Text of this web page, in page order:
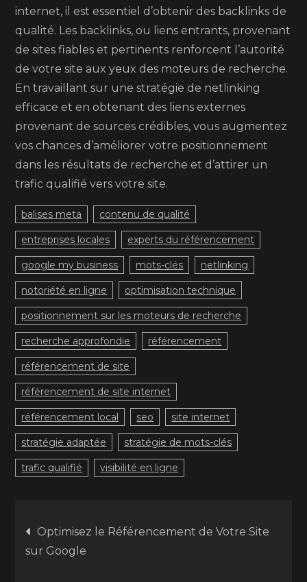
internet, il est essentiel d’obtenir des backlinks de
qualité. Les backlinks, ou liens entrants, provenant
de sites fiables et pertinents renforcent l’autorité
de votre site aux yeux des moteurs de recherche.
En travaillant sur une stratégie de netlinking
efficace et en obtenant des liens externes
provenant de sources crédibles, vous augmentez
vos chances d’améliorer votre positionnement
dans les résultats de recherche et d’attirer un
trafic qualifié vers votre site.
balises meta contenu de qualité
entreprises locales experts du référencement
google my business mots-clés netlinking
notoriété en ligne optimisation technique
positionnement sur les moteurs de recherche
recherche approfondie référencement
référencement de site
référencement de site internet
référencement local seo site internet
stratégie adaptée stratégie de mots-clés
trafic qualifié visibilité en ligne
Navigation
de
Optimisez le Référencement de Votre Site
sur Google